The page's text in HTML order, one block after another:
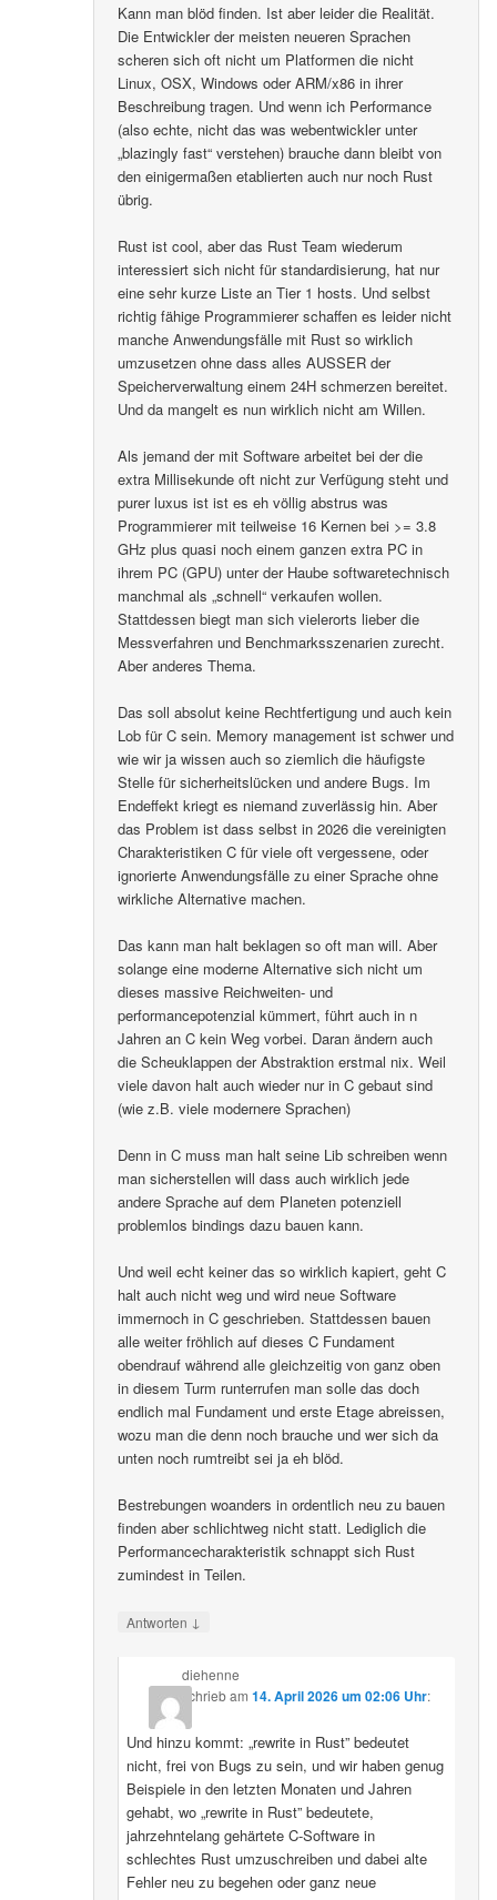
Kann man blöd finden. Ist aber leider die Realität.
Die Entwickler der meisten neueren Sprachen
scheren sich oft nicht um Platformen die nicht
Linux, OSX, Windows oder ARM/x86 in ihrer
Beschreibung tragen. Und wenn ich Performance
(also echte, nicht das was webentwickler unter
„blazingly fast“ verstehen) brauche dann bleibt von
den einigermaßen etablierten auch nur noch Rust
übrig.
Rust ist cool, aber das Rust Team wiederum
interessiert sich nicht für standardisierung, hat nur
eine sehr kurze Liste an Tier 1 hosts. Und selbst
richtig fähige Programmierer schaffen es leider nicht
manche Anwendungsfälle mit Rust so wirklich
umzusetzen ohne dass alles AUSSER der
Speicherverwaltung einem 24H schmerzen bereitet.
Und da mangelt es nun wirklich nicht am Willen.
Als jemand der mit Software arbeitet bei der die
extra Millisekunde oft nicht zur Verfügung steht und
purer luxus ist ist es eh völlig abstrus was
Programmierer mit teilweise 16 Kernen bei >= 3.8
GHz plus quasi noch einem ganzen extra PC in
ihrem PC (GPU) unter der Haube softwaretechnisch
manchmal als „schnell“ verkaufen wollen.
Stattdessen biegt man sich vielerorts lieber die
Messverfahren und Benchmarksszenarien zurecht.
Aber anderes Thema.
Das soll absolut keine Rechtfertigung und auch kein
Lob für C sein. Memory management ist schwer und
wie wir ja wissen auch so ziemlich die häufigste
Stelle für sicherheitslücken und andere Bugs. Im
Endeffekt kriegt es niemand zuverlässig hin. Aber
das Problem ist dass selbst in 2026 die vereinigten
Charakteristiken C für viele oft vergessene, oder
ignorierte Anwendungsfälle zu einer Sprache ohne
wirkliche Alternative machen.
Das kann man halt beklagen so oft man will. Aber
solange eine moderne Alternative sich nicht um
dieses massive Reichweiten- und
performancepotenzial kümmert, führt auch in n
Jahren an C kein Weg vorbei. Daran ändern auch
die Scheuklappen der Abstraktion erstmal nix. Weil
viele davon halt auch wieder nur in C gebaut sind
(wie z.B. viele modernere Sprachen)
Denn in C muss man halt seine Lib schreiben wenn
man sicherstellen will dass auch wirklich jede
andere Sprache auf dem Planeten potenziell
problemlos bindings dazu bauen kann.
Und weil echt keiner das so wirklich kapiert, geht C
halt auch nicht weg und wird neue Software
immernoch in C geschrieben. Stattdessen bauen
alle weiter fröhlich auf dieses C Fundament
obendrauf während alle gleichzeitig von ganz oben
in diesem Turm runterrufen man solle das doch
endlich mal Fundament und erste Etage abreissen,
wozu man die denn noch brauche und wer sich da
unten noch rumtreibt sei ja eh blöd.
Bestrebungen woanders in ordentlich neu zu bauen
finden aber schlichtweg nicht statt. Lediglich die
Performancecharakteristik schnappt sich Rust
zumindest in Teilen.
Antworten ↓
diehenne
schriebam 14. April 2026 um 02:06 Uhr:
Und hinzu kommt: „rewrite in Rust” bedeutet
nicht, frei von Bugs zu sein, und wir haben genug
Beispiele in den letzten Monaten und Jahren
gehabt, wo „rewrite in Rust” bedeutete,
jahrzehntelang gehärtete C-Software in
schlechtes Rust umzuschreiben und dabei alte
Fehler neu zu begehen oder ganz neue